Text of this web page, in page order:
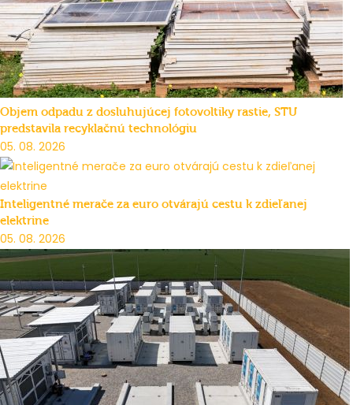
Objem odpadu z dosluhujúcej fotovoltiky rastie, STU
predstavila recyklačnú technológiu
05. 08. 2026
Inteligentné merače za euro otvárajú cestu k zdieľanej
elektrine
05. 08. 2026